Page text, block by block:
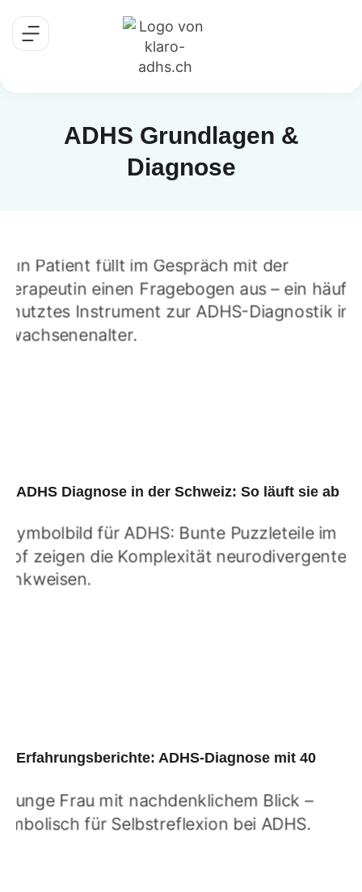
ADHS Grundlagen &
Diagnose
ADHS Diagnose in der Schweiz: So läuft sie ab
Erfahrungsberichte: ADHS-Diagnose mit 40